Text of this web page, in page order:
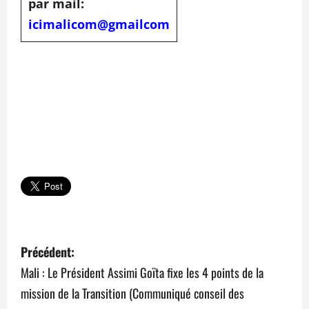
par mail:
icimalicom@gmailcom
N
a
v
Précédent:
Mali : Le Président Assimi Goïta fixe les 4 points de la
mission de la Transition (Communiqué conseil des